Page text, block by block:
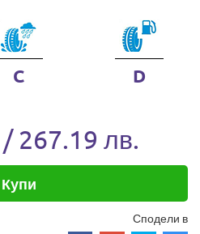
C D
267.19 лв.
Купи
Сподели в